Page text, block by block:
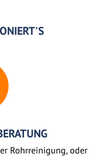
Rohrreinigung, oder